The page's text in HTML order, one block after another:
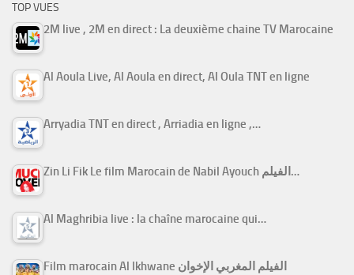
TOP VUES
2M live , 2M en direct : La deuxième chaine TV Marocaine
Al Aoula Live, Al Aoula en direct, Al Oula TNT en ligne
Arryadia TNT en direct , Arriadia en ligne ,…
Zin Li Fik Le film Marocain de Nabil Ayouch الفيلم…
Al Maghribia live : la chaîne marocaine qui…
Film marocain Al Ikhwane الفيلم المغربي الإخوان